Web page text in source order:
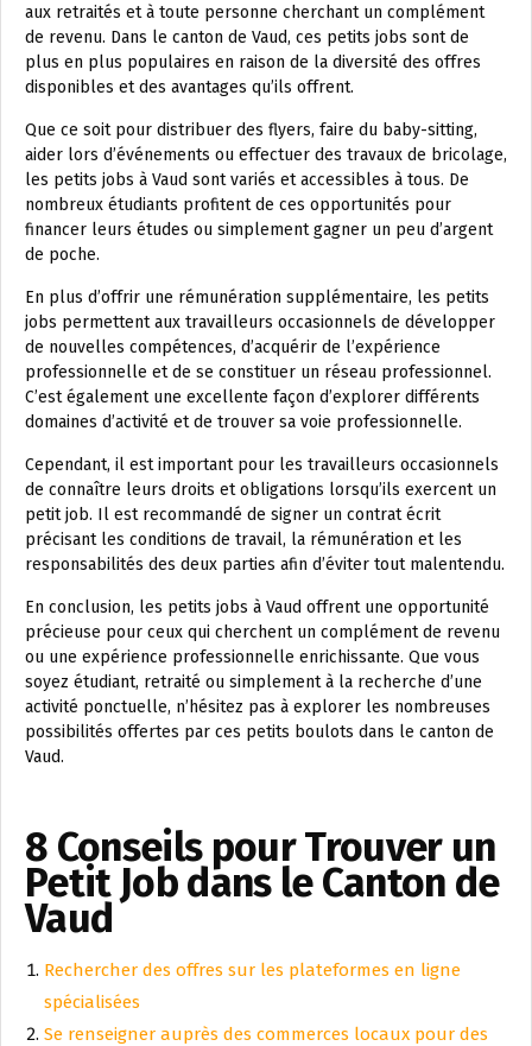
aux retraités et à toute personne cherchant un complément
de revenu. Dans le canton de Vaud, ces petits jobs sont de
plus en plus populaires en raison de la diversité des offres
disponibles et des avantages qu’ils offrent.
Que ce soit pour distribuer des flyers, faire du baby-sitting,
aider lors d’événements ou effectuer des travaux de bricolage,
les petits jobs à Vaud sont variés et accessibles à tous. De
nombreux étudiants profitent de ces opportunités pour
financer leurs études ou simplement gagner un peu d’argent
de poche.
En plus d’offrir une rémunération supplémentaire, les petits
jobs permettent aux travailleurs occasionnels de développer
de nouvelles compétences, d’acquérir de l’expérience
professionnelle et de se constituer un réseau professionnel.
C’est également une excellente façon d’explorer différents
domaines d’activité et de trouver sa voie professionnelle.
Cependant, il est important pour les travailleurs occasionnels
de connaître leurs droits et obligations lorsqu’ils exercent un
petit job. Il est recommandé de signer un contrat écrit
précisant les conditions de travail, la rémunération et les
responsabilités des deux parties afin d’éviter tout malentendu.
En conclusion, les petits jobs à Vaud offrent une opportunité
précieuse pour ceux qui cherchent un complément de revenu
ou une expérience professionnelle enrichissante. Que vous
soyez étudiant, retraité ou simplement à la recherche d’une
activité ponctuelle, n’hésitez pas à explorer les nombreuses
possibilités offertes par ces petits boulots dans le canton de
Vaud.
8 Conseils pour Trouver un
Petit Job dans le Canton de
Vaud
Rechercher des offres sur les plateformes en ligne
spécialisées
Se renseigner auprès des commerces locaux pour des